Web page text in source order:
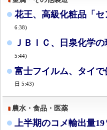
花王、高級化粧品「
6:38)
ＪＢＩＣ、日泉化学
5:44)
富士フイルム、タイ
日 5:43)
農水・食品・医薬
上半期のコメ輸出量